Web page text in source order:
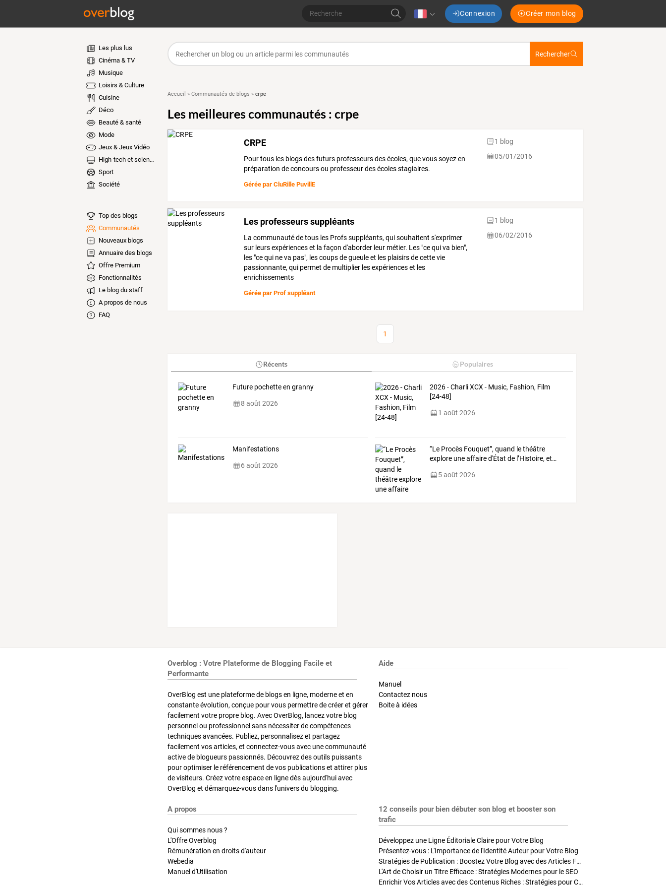
Connexion Créer mon blog
Les plus lus
Cinéma & TV
Musique
Loisirs & Culture
Cuisine
Déco
Beauté & santé
Mode
Jeux & Jeux Vidéo
High-tech et sciences
Sport
Société
Top des blogs
Communautés
Nouveaux blogs
Annuaire des blogs
Offre Premium
Fonctionnalités
Le blog du staff
A propos de nous
FAQ
Rechercher
Accueil » Communautés de blogs » crpe
Les meilleures communautés : crpe
CRPE
Pour tous les blogs des futurs professeurs des écoles, que vous soyez en
préparation de concours ou professeur des écoles stagiaires.
Gérée par CluRille PuvillE
1 blog
05/01/2016
Les professeurs suppléants
La communauté de tous les Profs suppléants, qui souhaitent s'exprimer
sur leurs expériences et la façon d'aborder leur métier. Les "ce qui va bien",
les "ce qui ne va pas", les coups de gueule et les plaisirs de cette vie
passionnante, qui permet de multiplier les expériences et les
enrichissements
Gérée par Prof suppléant
1 blog
06/02/2016
1
Récents Populaires
Future pochette en granny
8 août 2026
2026 - Charli XCX - Music, Fashion, Film
[24-48]
1 août 2026
Manifestations
6 août 2026
“Le Procès Fouquet”,quand lethéâtre
explore uneaffaired'État de l’Histoire,et…
5 août 2026
Overblog : Votre Plateforme de Blogging Facile et
Performante
OverBlog est une plateforme de blogs en ligne, moderne et en
constante évolution, conçue pour vous permettre de créer et gérer
facilement votre propre blog. Avec OverBlog, lancez votre blog
personnel ou professionnel sans nécessiter de compétences
techniques avancées. Publiez, personnalisez et partagez
facilement vos articles, et connectez-vous avec une communauté
active de blogueurs passionnés. Découvrez des outils puissants
pour optimiser le référencement de vos publications et attirer plus
de visiteurs. Créez votre espace en ligne dès aujourd'hui avec
OverBlog et démarquez-vous dans l'univers du blogging.
Aide
Manuel
Contactez nous
Boite à idées
A propos
Qui sommes nous ?
L'Offre Overblog
Rémunération en droits d'auteur
Webedia
Manuel d'Utilisation
12 conseils pour bien débuter son blog et booster son
trafic
Développez une Ligne Éditoriale Claire pour Votre Blog
Présentez-vous : L'Importance de l'Identité Auteur pour Votre Blog
Stratégies de Publication : Boostez Votre Blog avec des Articles Fréquents et Exclusifs
L'Art de Choisir un Titre Efficace : Stratégies Modernes pour le SEO
Enrichir Vos Articles avec des Contenus Riches : Stratégies pour Captiver et Optimiser